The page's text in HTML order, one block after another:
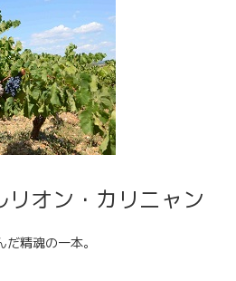
オン・カリニャン
精魂の一本。